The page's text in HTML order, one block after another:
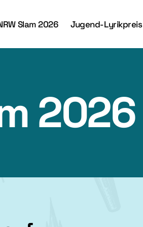
Slam 2026 Jugend-Lyrikpreis
2026